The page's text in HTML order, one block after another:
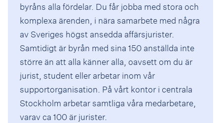
byråns alla fördelar. Du får jobba med stora och
komplexa ärenden, i nära samarbete med några
av Sveriges högst ansedda affärsjurister.
Samtidigt är byrån med sina 150 anställda inte
större än att alla känner alla, oavsett om du är
jurist, student eller arbetar inom vår
supportorganisation. På vårt kontor i centrala
Stockholm arbetar samtliga våra medarbetare,
varav ca 100 är jurister.